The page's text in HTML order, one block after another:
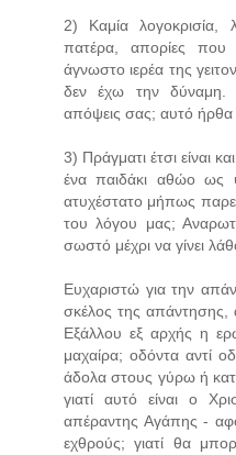
2) Καμία λογοκρισία,
πατέρα, απορίες
άγνωστο ιερέα της
δεν έχω την δύναμη.
απόψεις σας; αυτό ήρθα
3) Πράγματι έτσι είναι
ένα παιδάκι αθώο ως
ατυχέστατο μήπως
του λόγου μας;
σωστό μέχρι να γίνει
Ευχαριστώ για την
σκέλος της απάντησης,
Εξάλλου εξ αρχής η
μαχαίρα; οδόντα αντί
άδολα στους γύρω ή
γιατί αυτό είναι ο
απέραντης Αγάπης -
εχθρούς; γιατί θα